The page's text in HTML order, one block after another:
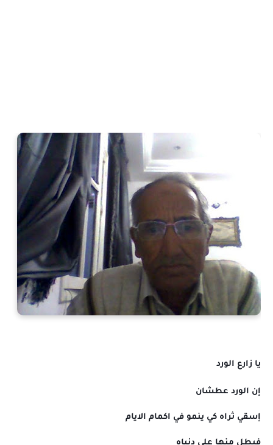
يا زارع الورد
إن الورد عطشان
إسقي ثراه كي ينمو في اكمام الايام
فيطل منها على دنياه